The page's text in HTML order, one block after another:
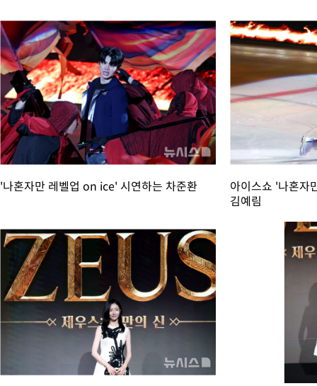
'나혼자만 레벨업 on ice' 시연하는 차준환
아이스쇼 '나혼자
김예림